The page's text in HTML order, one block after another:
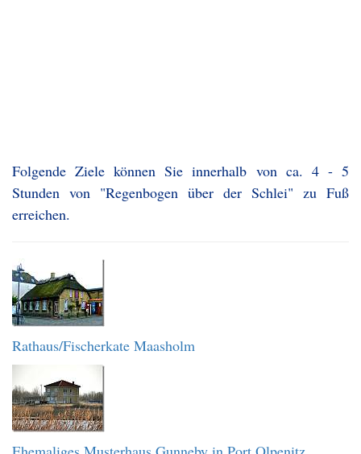
Folgende Ziele können Sie innerhalb von ca. 4 - 5
Stunden von "Regenbogen über der Schlei" zu Fuß
erreichen.
Rathaus/Fischerkate Maasholm